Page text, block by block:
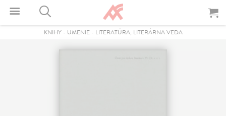
KNIHY- UMENIE- LITERATÚRA, LITERÁRNA VEDA